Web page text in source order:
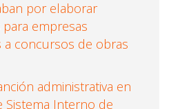
por elaborar
empresas
a concursos de obras
administrativa en
Sistema Interno de